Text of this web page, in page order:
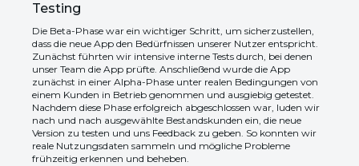
Testing
Die Beta-Phase war ein wichtiger Schritt, um sicherzustellen,
dass die neue App den Bedürfnissen unserer Nutzer entspricht.
Zunächst führten wir intensive interne Tests durch, bei denen
unser Team die App prüfte. Anschließend wurde die App
zunächst in einer Alpha-Phase unter realen Bedingungen von
einem Kunden in Betrieb genommen und ausgiebig getestet.
Nachdem diese Phase erfolgreich abgeschlossen war, luden wir
nach und nach ausgewählte Bestandskunden ein, die neue
Version zu testen und uns Feedback zu geben. So konnten wir
reale Nutzungsdaten sammeln und mögliche Probleme
frühzeitig erkennen und beheben.